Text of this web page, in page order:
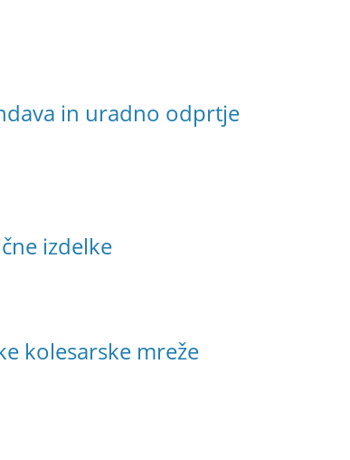
in uradno odprtje
izdelke
kolesarske mreže